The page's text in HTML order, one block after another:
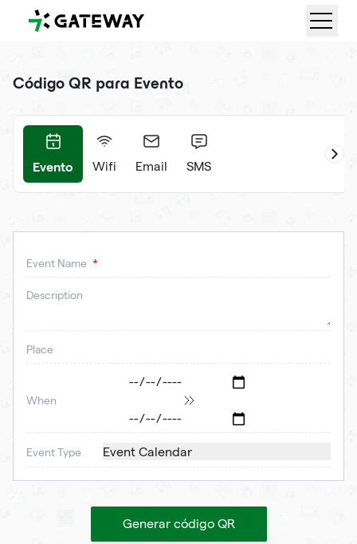
QRGateway
Código QR para Evento
Evento Wifi Email SMS
Event Name
Description
Place
When
Event Type Event Calendar
Generar código QR